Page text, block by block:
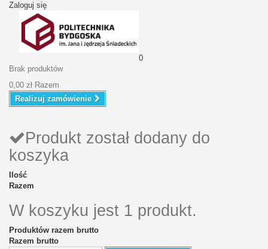
Zaloguj się
0
Brak produktów
0,00 zł Razem
Realizuj zamówienie
Produkt został dodany do
koszyka
Ilość
Razem
W koszyku jest 1 produkt.
Produktów razem brutto
Razem brutto